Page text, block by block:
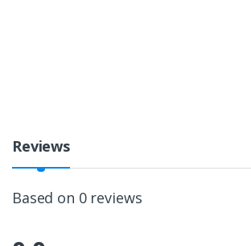
Reviews
Based on 0 reviews